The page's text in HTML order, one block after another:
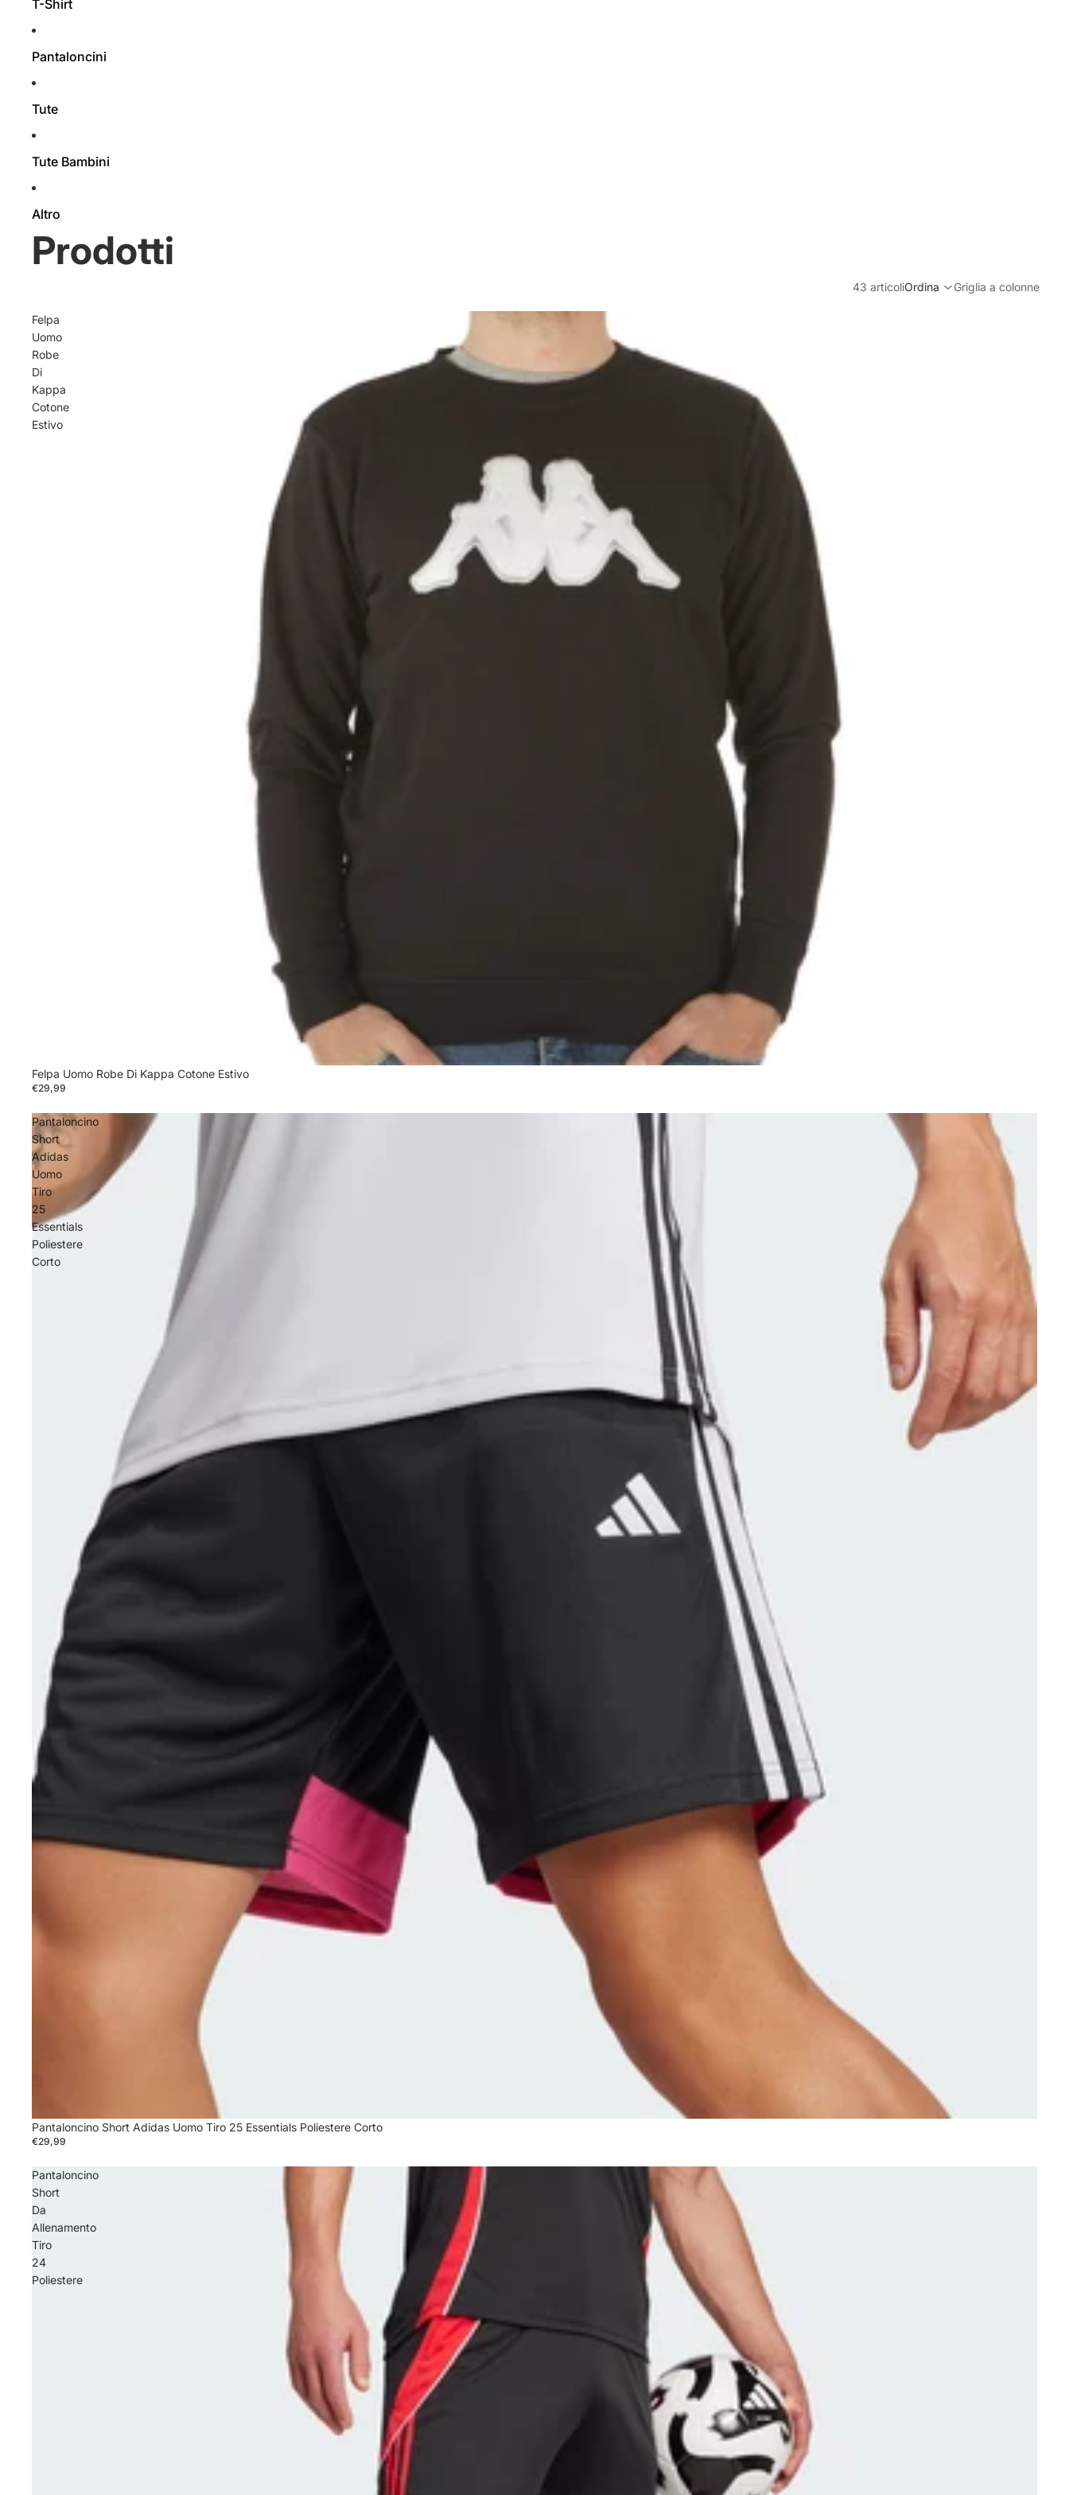
T-Shirt
Pantaloncini
Tute
Tute Bambini
Altro
Prodotti
43 articoliOrdina Griglia a colonne
Felpa
Uomo
Robe
Di
Kappa
Cotone
Estivo
Felpa Uomo Robe Di Kappa Cotone Estivo
€29,99
Pantaloncino
Short
Adidas
Uomo
Tiro
25
Essentials
Poliestere
Corto
Pantaloncino Short Adidas Uomo Tiro 25 Essentials Poliestere Corto
€29,99
Pantaloncino
Short
Da
Allenamento
Tiro
24
Poliestere